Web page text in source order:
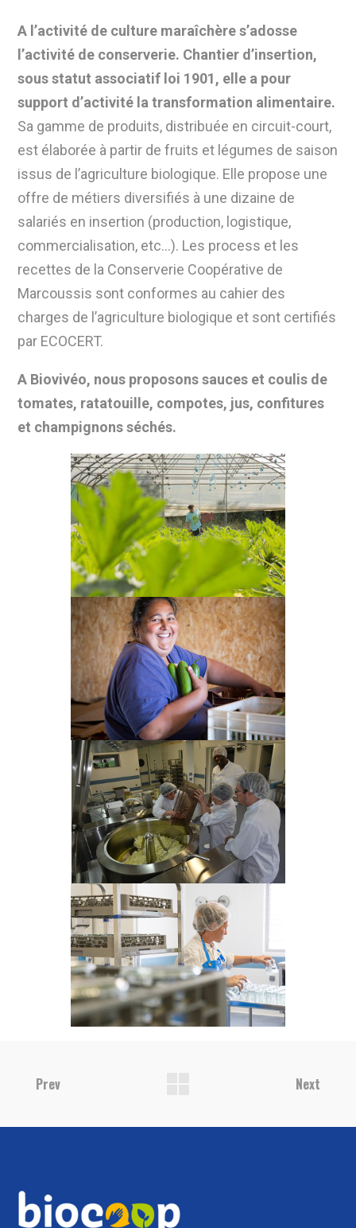
A l’activité de culture maraîchère s’adosse
l’activité de conserverie. Chantier d’insertion,
sous statut associatif loi 1901, elle a pour
support d’activité la transformation alimentaire.
Sa gamme de produits, distribuée en circuit-court,
est élaborée à partir de fruits et légumes de saison
issus de l’agriculture biologique. Elle propose une
offre de métiers diversifiés à une dizaine de
salariés en insertion (production, logistique,
commercialisation, etc…). Les process et les
recettes de la Conserverie Coopérative de
Marcoussis sont conformes au cahier des
charges de l’agriculture biologique et sont certifiés
par ECOCERT.
A Biovivéo, nous proposonssauces et coulis de
tomates, ratatouille, compotes, jus, confitures
et champignons séchés.
Prev Next